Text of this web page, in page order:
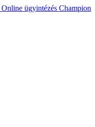
Online ügyintézés Champion